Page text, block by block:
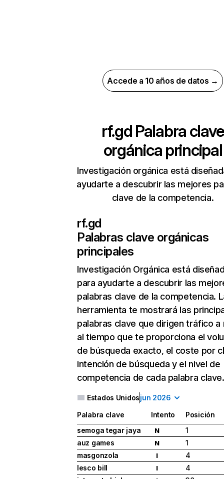
Accede a 10 años de datos →
rf.gd Palabra clave
orgánica principal
Investigación orgánica está
ayudarte a descubrir las mejores
clave de la competencia.
rf.gd
Palabras clave orgánicas
principales
Investigación Orgánica está
para ayudarte a descubrir las
palabras clave de la competencia.
herramienta te mostrará las
palabras clave que dirigen tráfico a
al tiempo que te proporciona el
de búsqueda exacto, el coste por
intención de búsqueda y el nivel de
competencia de cada palabra clave.
Estados Unidosjun 2026
Palabra clave Intento
Posición
semoga tegar jaya
N
1
auz games
N
1
masgonzola
I
4
lesco bill
I
4